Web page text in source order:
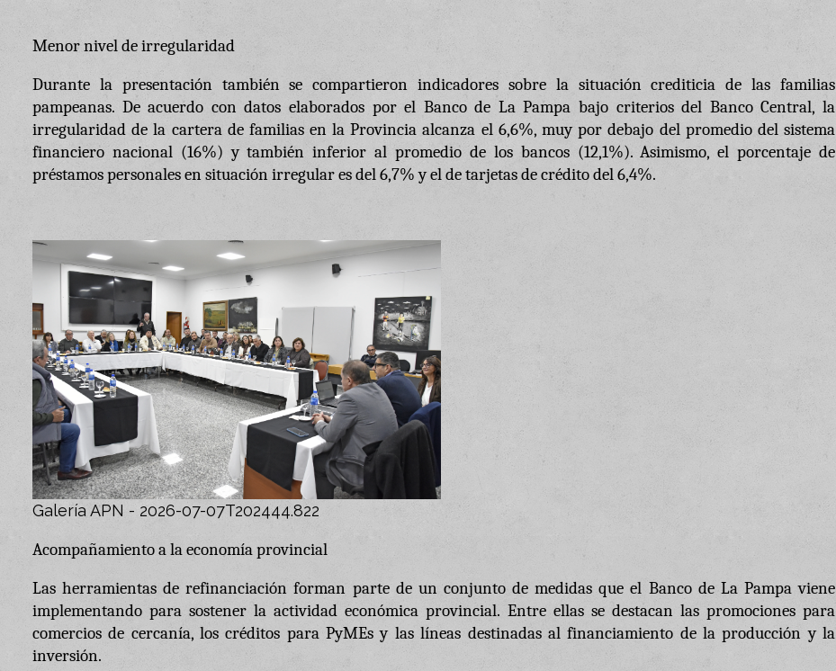
Menor nivel de irregularidad
Durante la presentación también se compartieron indicadores sobre la situación crediticia de las familias
pampeanas. De acuerdo con datos elaborados por el Banco de La Pampa bajo criterios del Banco Central, la
irregularidad de la cartera de familias en la Provincia alcanza el 6,6%, muy por debajo del promedio del sistema
financiero nacional (16%) y también inferior al promedio de los bancos (12,1%). Asimismo, el porcentaje de
préstamos personales en situación irregular es del 6,7% y el de tarjetas de crédito del 6,4%.
Galería APN - 2026-07-07T202444.822
Acompañamiento a la economía provincial
Las herramientas de refinanciación forman parte de un conjunto de medidas que el Banco de La Pampa viene
implementando para sostener la actividad económica provincial. Entre ellas se destacan las promociones para
comercios de cercanía, los créditos para PyMEs y las líneas destinadas al financiamiento de la producción y la
inversión.